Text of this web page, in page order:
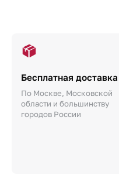
Бесплатная доставка
По Москве, Московской
области и большинству
городов России